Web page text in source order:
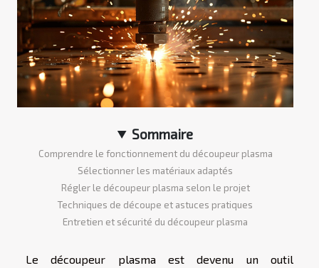
Sommaire
Comprendre le fonctionnement du découpeur plasma
Sélectionner les matériaux adaptés
Régler le découpeur plasma selon le projet
Techniques de découpe et astuces pratiques
Entretien et sécurité du découpeur plasma
Le découpeur plasma est devenu un outil